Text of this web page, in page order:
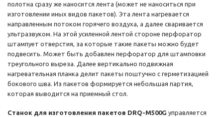
полотна сразу же наносится лента (может не наноситься при
изготовлении иных видов пакетов). Эта лента нагревается
направленным потоком горячего воздуха, а далее сваривается
ультразвуком. На этой усиленной лентой стороне перфоратор
штампует отверстия, за которые такие пакеты можно будет
подвесить. Может быть добавлен перфоратор для штамповки
треугольного выреза. Далее вертикально подвижная
нагревательная планка делит пакеты поштучно с герметизацией
бокового шва. Из пакетов формируется небольшая партия,
которая выводится на приемный стол.
Станок для изготовления пакетов DRQ-M500G управляется